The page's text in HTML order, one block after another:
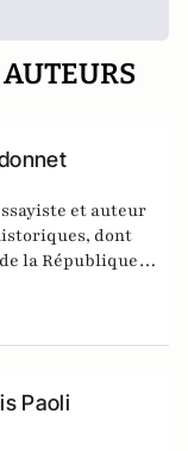
AUTEURS
et auteur
dont
la République
l'Incompris,
Paoli